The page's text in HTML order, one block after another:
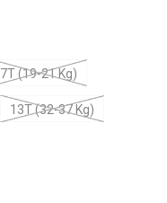
7T (19-21 Kg)
13T (32-37 Kg)